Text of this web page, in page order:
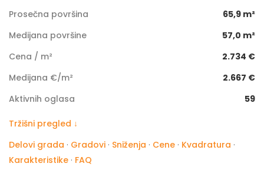
Prosečna površina
65,9 m²
Medijana površine
57,0 m²
Cena / m²
2.734 €
Medijana €/m²
2.667 €
Aktivnih oglasa
59
Tržišni pregled ↓
Delovi grada · Gradovi · Sniženja · Cene · Kvadratura ·
Karakteristike · FAQ